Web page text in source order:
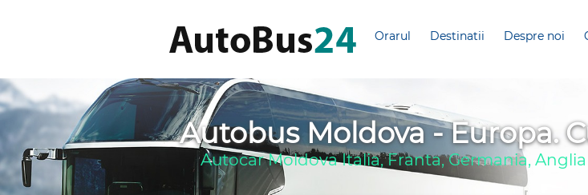
Orarul Destinatii Despre noi
Autobus Moldova - Europa.
Autocar Moldova Italia, Franta, Germania,